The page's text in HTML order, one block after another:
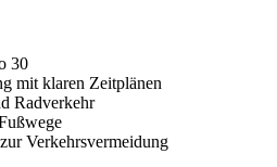
30
mit klaren Zeitplänen
Radverkehr
Verkehrsvermeidung